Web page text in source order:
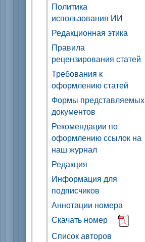
Политика
использования ИИ
Редакционная этика
Правила
рецензирования статей
Требования к
оформлению статей
Формы представляемых
документов
Рекомендации по
оформлению ссылок на
наш журнал
Редакция
Информация для
подписчиков
Аннотации номера
Скачать номер
Список авторов